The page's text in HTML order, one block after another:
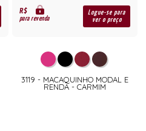
R$
para revenda
Logue-se para
ver o preço
3119 - MACAQUINHO MODAL E
RENDA - CARMIM